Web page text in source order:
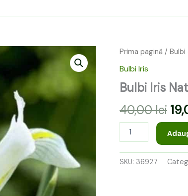
Prima pagină /
Bulbi Iris
Bulbi Iris
40,00lei
a
Cantitate
Iris
Natascha
Reticulata
buc
SKU: 36927